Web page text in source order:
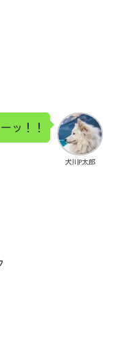
犬川P太郎
ッ！！